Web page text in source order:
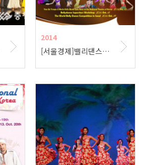
2014
[서울경제]밸리댄스코리아, 안유진 벨리댄스무용단의 아랍음악과 춤의 향연